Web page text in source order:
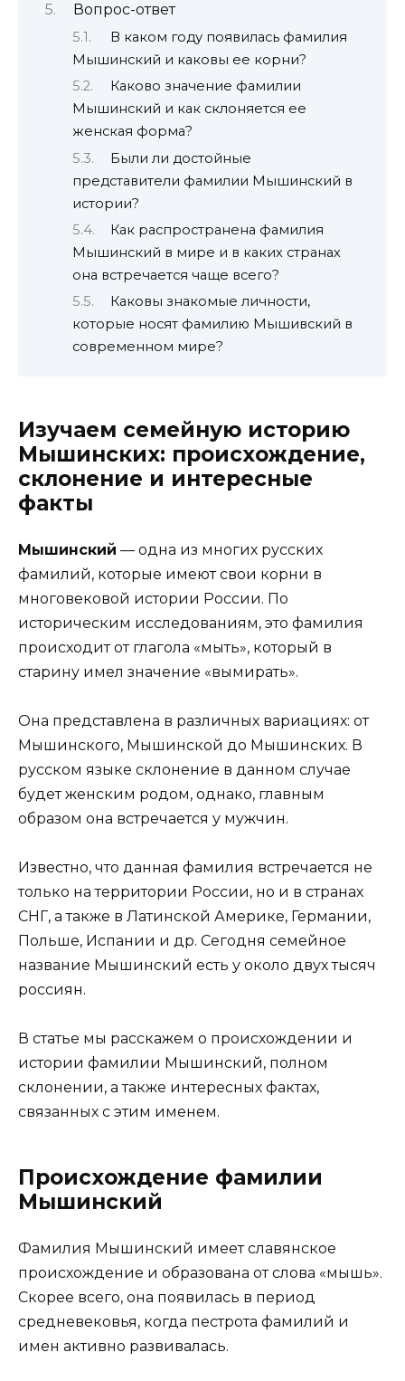
Вопрос-ответ
В каком году появилась фамилия
Мышинский и каковы ее корни?
Каково значение фамилии
Мышинский и как склоняется ее
женская форма?
Были ли достойные
представители фамилии Мышинский в
истории?
Как распространена фамилия
Мышинский в мире и в каких странах
она встречается чаще всего?
Каковы знакомые личности,
которые носят фамилию Мышивский в
современном мире?
Изучаем семейную историю
Мышинских: происхождение,
склонение и интересные
факты
Мышинский — одна из многих русских
фамилий, которые имеют свои корни в
многовековой истории России. По
историческим исследованиям, это фамилия
происходит от глагола «мыть», который в
старину имел значение «вымирать».
Она представлена в различных вариациях: от
Мышинского, Мышинской до Мышинских. В
русском языке склонение в данном случае
будет женским родом, однако, главным
образом она встречается у мужчин.
Известно, что данная фамилия встречается не
только на территории России, но и в странах
СНГ, а также в Латинской Америке, Германии,
Польше, Испании и др. Сегодня семейное
название Мышинский есть у около двух тысяч
россиян.
В статье мы расскажем о происхождении и
истории фамилии Мышинский, полном
склонении, а также интересных фактах,
связанных с этим именем.
Происхождение фамилии
Мышинский
Фамилия Мышинский имеет славянское
происхождение и образована от слова «мышь».
Скорее всего, она появилась в период
средневековья, когда пестрота фамилий и
имен активно развивалась.